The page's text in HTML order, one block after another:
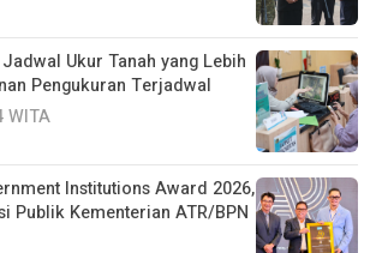
Ukur Tanah yang Lebih
Pengukuran Terjadwal
WITA
Institutions Award 2026,
Publik Kementerian ATR/BPN